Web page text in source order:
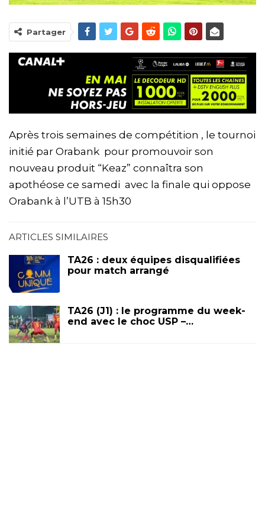
Partager
Après trois semaines de compétition , le tournoi
initié par Orabank pour promouvoir son
nouveau produit “Keaz” connaîtra son
apothéose ce samedi avec la finale qui oppose
Orabank à l’UTB à 15h30
ARTICLES SIMILAIRES
TA26 : deux équipes disqualifiées
pour match arrangé
TA26 (J1) : le programme du week-
end avec le choc USP –…